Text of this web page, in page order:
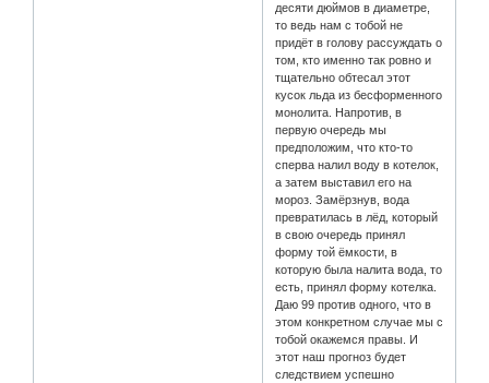
десяти дюймов в диаметре,
то ведь нам с тобой не
придёт в голову рассуждать о
том, кто именно так ровно и
тщательно обтесал этот
кусок льда из бесформенного
монолита. Напротив, в
первую очередь мы
предположим, что кто-то
сперва налил воду в котелок,
а затем выставил его на
мороз. Замёрзнув, вода
превратилась в лёд, который
в свою очередь принял
форму той ёмкости, в
которую была налита вода, то
есть, принял форму котелка.
Даю 99 против одного, что в
этом конкретном случае мы с
тобой окажемся правы. И
этот наш прогноз будет
следствием успешно